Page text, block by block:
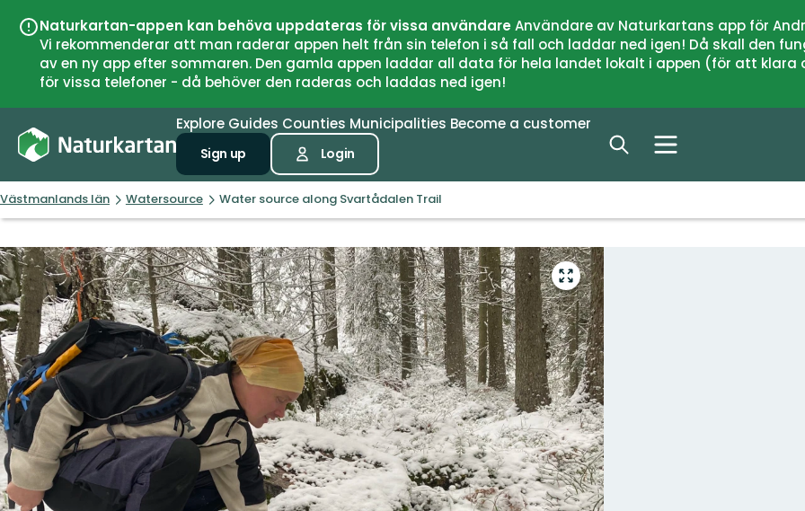
Naturkartan-appen kan behöva uppdateras för vissa användareAnvändare av Naturkartans app för
Vi rekommenderar att man raderar appen helt från sin telefon i så fall och laddar ned igen! Då skall den
av en ny app efter sommaren. Den gamla appen laddar all data för hela landet lokalt i appen (för att
för vissa telefoner - då behöver den raderas och laddas ned igen!
Explore Guides Counties Municipalities Become a customer
Sign up Login
Västmanlands län Watersource Water source along Svartådalen Trail
Enter
fullscreen